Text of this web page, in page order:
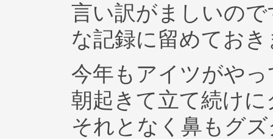
言い訳がましいの
な記録に留めておき
今年もアイツがや
朝起きて立て続け
それとなく鼻もグ